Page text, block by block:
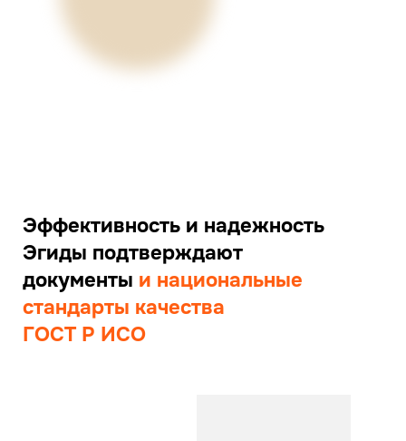
Эффективность и надежность
Эгиды подтверждают
документы и национальные
стандарты качества
ГОСТ Р ИСО